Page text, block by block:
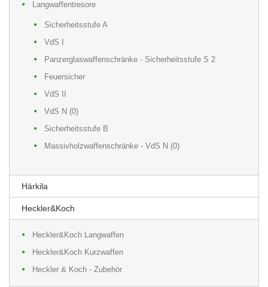
Langwaffentresore
Sicherheitsstufe A
VdS I
Panzerglaswaffenschränke - Sicherheitsstufe S 2
Feuersicher
VdS II
VdS N (0)
Sicherheitsstufe B
Massivholzwaffenschränke - VdS N (0)
Härkila
Heckler&Koch
Heckler&Koch Langwaffen
Heckler&Koch Kurzwaffen
Heckler & Koch - Zubehör